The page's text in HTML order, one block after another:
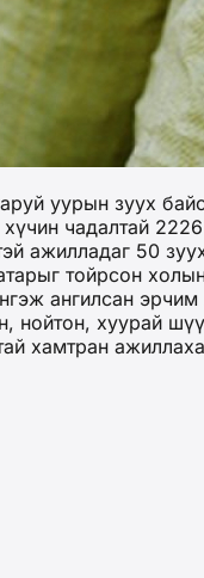
уурын зуух
чадалтай
ажилладаг 50
тойрсон
ангилсан
нойтон, хуурай
хамтран